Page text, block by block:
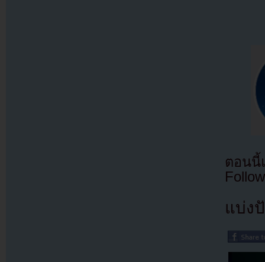
ตอนนี้
แบ่ง